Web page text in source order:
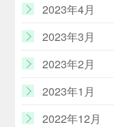
2023年4月
2023年3月
2023年2月
2023年1月
2022年12月